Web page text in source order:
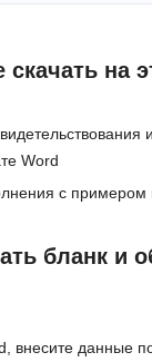
на
Word
с примером
бланк и
внесите данные